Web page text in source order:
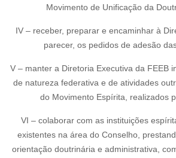
Movimento de Unificação da
IV – receber, preparar e encaminhar à
parecer, os pedidos de adesão
V – manter a Diretoria Executiva da FEEB
de natureza federativa e de atividades
do Movimento Espírita, realizados
VI – colaborar com as instituições
existentes na área do Conselho,
orientação doutrinária e administrativa,